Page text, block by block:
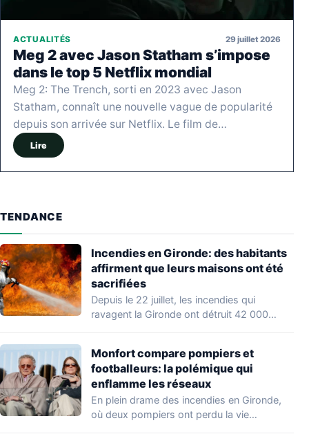
ACTUALITÉS 29 juillet 2026
Meg 2 avec Jason Statham s’impose
dans le top 5 Netflix mondial
Meg 2: The Trench, sorti en 2023 avec Jason
Statham, connaît une nouvelle vague de popularité
depuis son arrivée sur Netflix. Le film de…
Lire
TENDANCE
Incendies en Gironde: des habitants
affirment que leurs maisons ont été
sacrifiées
Depuis le 22 juillet, les incendies qui
ravagent la Gironde ont détruit 42 000…
Monfort compare pompiers et
footballeurs: la polémique qui
enflamme les réseaux
En plein drame des incendies en Gironde,
où deux pompiers ont perdu la vie…